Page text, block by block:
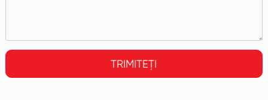
TRIMITEȚI